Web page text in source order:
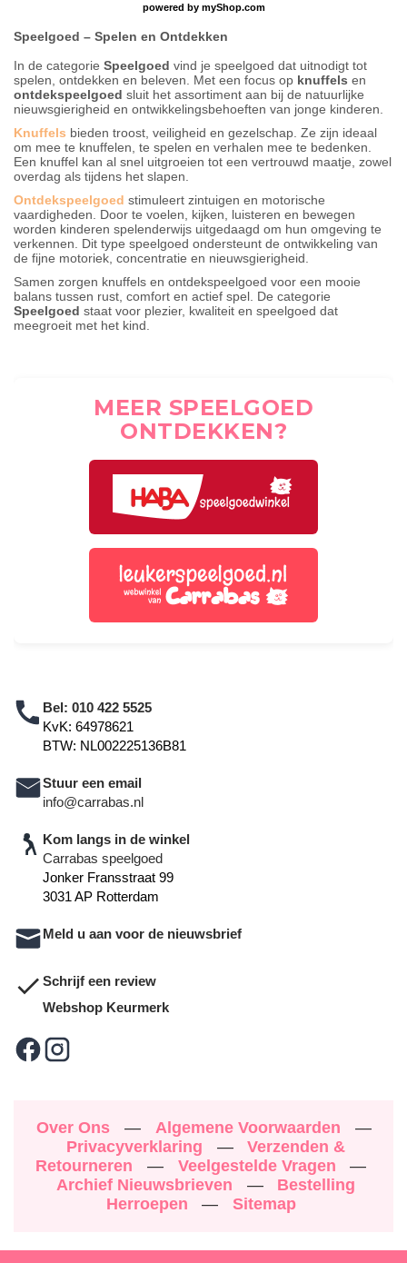
powered by myShop.com
Speelgoed – Spelen en Ontdekken
In de categorie Speelgoed vind je speelgoed dat uitnodigt tot
spelen, ontdekken en beleven. Met een focus op knuffels en
ontdekspeelgoed sluit het assortiment aan bij de natuurlijke
nieuwsgierigheid en ontwikkelingsbehoeften van jonge kinderen.
Knuffels bieden troost, veiligheid en gezelschap. Ze zijn ideaal
om mee te knuffelen, te spelen en verhalen mee te bedenken.
Een knuffel kan al snel uitgroeien tot een vertrouwd maatje, zowel
overdag als tijdens het slapen.
Ontdekspeelgoed stimuleert zintuigen en motorische
vaardigheden. Door te voelen, kijken, luisteren en bewegen
worden kinderen spelenderwijs uitgedaagd om hun omgeving te
verkennen. Dit type speelgoed ondersteunt de ontwikkeling van
de fijne motoriek, concentratie en nieuwsgierigheid.
Samen zorgen knuffels en ontdekspeelgoed voor een mooie
balans tussen rust, comfort en actief spel. De categorie
Speelgoed staat voor plezier, kwaliteit en speelgoed dat
meegroeit met het kind.
MEER SPEELGOED
ONTDEKKEN?
Bel: 010 422 5525
KvK: 64978621
BTW: NL002225136B81
Stuur een email
info@carrabas.nl
Kom langs in de winkel
Carrabas speelgoed
Jonker Fransstraat 99
3031 AP Rotterdam
Meld u aan voor de nieuwsbrief
Schrijf een review
Webshop Keurmerk
Over Ons — Algemene Voorwaarden
—
Privacyverklaring
—
Verzenden &
Retourneren
— Veelgestelde Vragen
—
Archief Nieuwsbrieven
—
Bestelling
Herroepen
— Sitemap